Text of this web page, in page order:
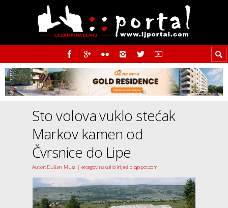
Sto volova vuklo stećak
Markov kamen od
Čvrsnice do Lipe
Autor: Dušan Musa | ercegovinausliciirijeci.blogspot.com